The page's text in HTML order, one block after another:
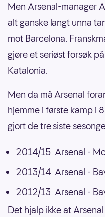
Men Arsenal-manager
alt ganske langt unna
mot Barcelona.
gjøre et seriøst forsøk
Katalonia.
Men da må Arsenal
hjemme i første kamp i
gjort de tre siste
2014/15: Arsenal -
2013/14: Arsenal -
2012/13: Arsenal -
Det hjalp ikke at